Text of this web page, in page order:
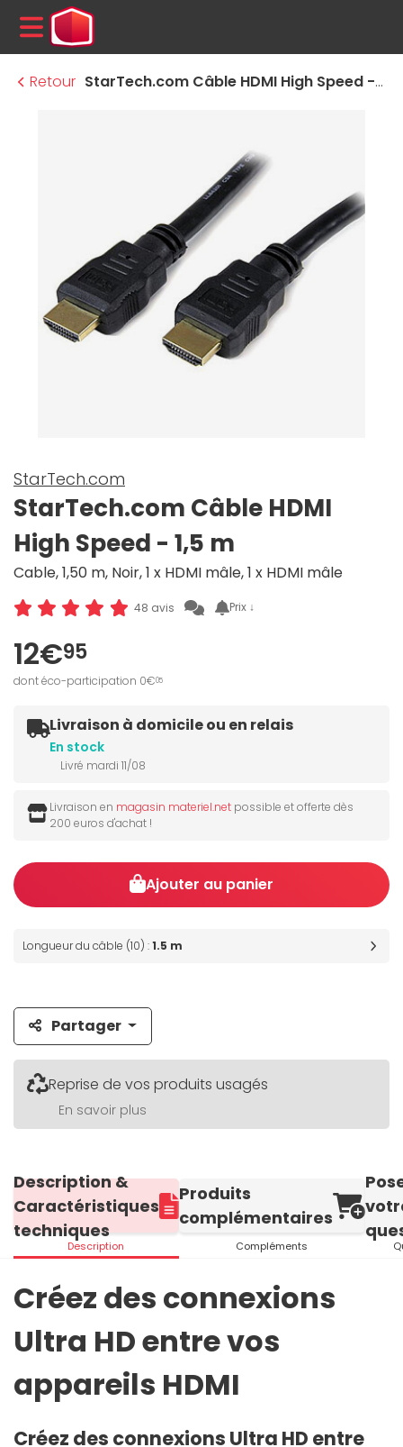
MENU
Retour
StarTech.com Câble HDMI High Speed - 1,5 m
StarTech.com
StarTech.com Câble HDMI
High Speed - 1,5 m
Cable, 1,50 m, Noir, 1 x HDMI mâle, 1 x HDMI mâle
48 avis Prix ↓
12€95
dont éco-participation 0€05
Livraison à domicile ou en relais
En stock
Livré mardi 11/08
Livraison en magasin materiel.net possible et offerte dès
200 euros d'achat !
Ajouter au panier
Longueur du câble (10) :1.5 m
Partager
Reprise de vos produits usagés
En savoir plus
Description &
Caractéristiques
techniques
Description
Produits
complémentaires
Compléments
Créez des connexions
Ultra HD entre vos
appareils HDMI
Créez des connexions Ultra HD entre